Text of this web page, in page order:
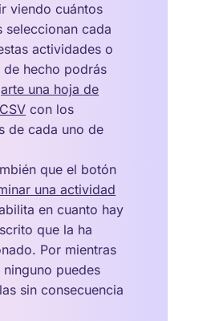
viendo cuántos
seleccionan cada
actividades o
de hecho podrás
una hoja de
con los
de cada uno de
que el botón
una actividad
en cuanto hay
que la ha
Por mientras
ninguno puedes
sin consecuencia